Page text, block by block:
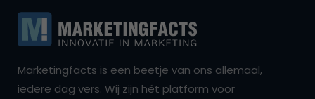
Marketingfacts is een beetje van ons allemaal,
iedere dag vers. Wij zijn hét platform voor